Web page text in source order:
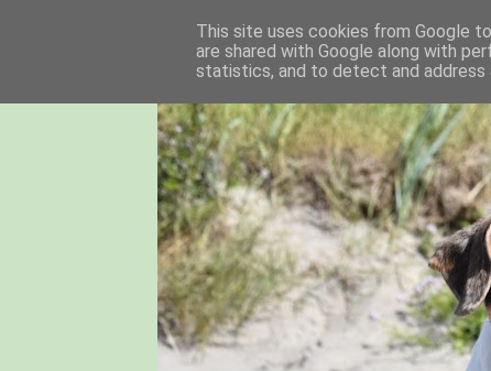
This site uses cookies from Google
are shared with Google along with
statistics, and to detect and address